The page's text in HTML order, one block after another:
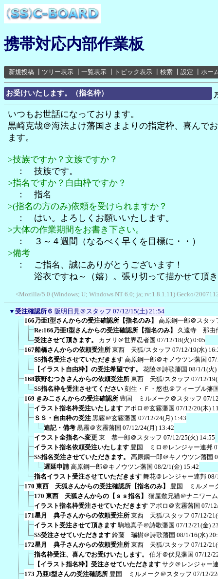
携帯対応内部作業板
新規投稿 ツリー表示 一覧表示 トピック表示 検索 設定 ホー
お受けいたします。（指名枠）
いつもお世話になっております。
黒崎克哉＠海法よけ藩国さまよりの指定枠、喜んで
ます。
>技族ですか？文族ですか？
： 技族です。
>指名ですか？自由枠ですか？
： 指名
>(指名の方のみ)依頼を受けられますか？
： はい。よろしくお願いいたします。
>大体の作業期間をお書き下さい。
： ３～４週間（なるべく早くを目標に・・）
>備考
： ご指名、誠にありがとうございます！
浴衣ですね～（嬉）。張り切って描かせて頂き
<Mozilla/5.0 (Windows; U; Windows NT 6.0; ja; rv:1.8.1.11) Gecko/
▼ 受注確認所６ 阪明日見＠スタッフ 07/12/15(土) 21:54
166乃亜I型さんからの受注確認所【指名のみ】
高原鋼一郎＠スタッ
Re:166乃亜I型さんからの受注確認所【指名のみ】
久遠寺 那由
受注させて頂きます。
カヲリ＠世界忍者国 07/12/18(火) 0:05
167船橋さんからの依頼受注所 東西 天狐/スタッフ 07/12/19(水)
SS指名受注させていただきます 高原鋼一郎＠キノウツン藩国
【イラスト自由枠】の受注希望です。
花陵＠詩歌藩国 08/1/1(火)
168萩野むつきさんからの依頼受注所 東西 天狐/スタッフ 07/12/
SS指名枠を受注させてください 刻生・Ｆ・悠也＠フィーブル藩
169 きみこさんからの受注確認所 豊国 ミルメーク＠スタッフ 07/
イラスト指名枠受注いたします アポロ＠玄霧藩国 07/12/20(木)
ＳＳ・自由枠の受注 黒霧＠玄霧藩国 07/12/24(月) 1:43
追記・備考 黒霧＠玄霧藩国 07/12/24(月) 13:42
イラスト全指名へ変更 東 恭一郎＠スタッフ 07/12/25(火) 14:55
イラスト指名依頼受注いたします 豊国 ミロ＠レンジャー連邦
SS指名受注させていただきます。
高原鋼一郎＠キノウツン藩国
遅延申請 高原鋼一郎＠キノウツン藩国 08/2/1(金) 15:42
指名イラスト受注させていただきます 舞花＠レンジャー連邦 08/
170 東西 天狐さんからの受注確認所【指名のみ】
豊国 ミルメー
170 東西 天狐さんからの【ｓｓ指名】
猫屋敷兄猫＠ナニワー
イラスト指名枠受注させていただきます アポロ＠玄霧藩国 07/
171星月 典子さんからの依頼受注所 東西 天狐/スタッフ 07/12/
イラスト受注させて頂きます 駒地真子＠詩歌藩国 07/12/21(金)
SS受注させていただきます 鈴藤 瑞樹＠詩歌藩国 08/1/16(水)
172星月 典子さんからの依頼受注所 東西 天狐/スタッフ 07/12/
指名枠受注、喜んでお受けいたします。
伯牙＠伏見藩国 07/12/
【イラスト指名枠】受注させていただきます サク＠レンジャー
173 乃亜I型さんの受注確認所 豊国 ミルメーク＠スタッフ 07/12/